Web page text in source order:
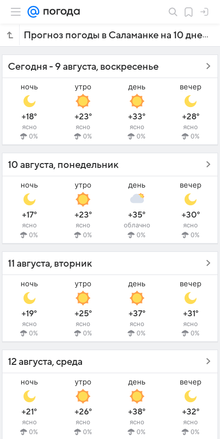
Прогноз погоды в Саламанке на 10 дней
Сегодня - 9 августа, воскресенье
ночь
+18°
ясно
0%
утро
+23°
ясно
0%
день
+33°
ясно
0%
вечер
+28°
ясно
0%
10 августа, понедельник
ночь
+17°
ясно
0%
утро
+23°
ясно
0%
день
+35°
облачно
0%
вечер
+30°
ясно
0%
11 августа, вторник
ночь
+19°
ясно
0%
утро
+25°
ясно
0%
день
+37°
ясно
0%
вечер
+31°
ясно
0%
12 августа, среда
ночь
+21°
ясно
0%
утро
+26°
ясно
0%
день
+38°
ясно
0%
вечер
+32°
ясно
0%